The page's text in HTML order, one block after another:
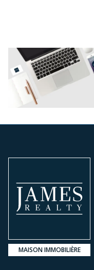
MAISON IMMOBILIÈRE